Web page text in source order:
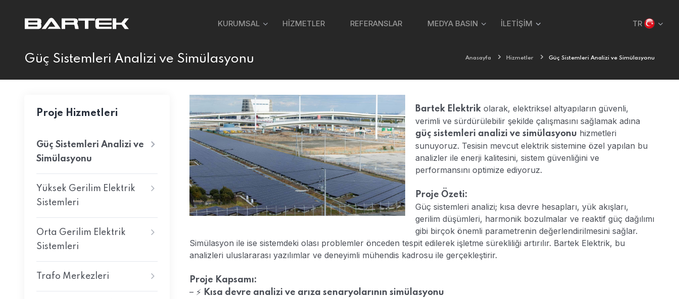
KURUMSAL HİZMETLER REFERANSLAR MEDYA BASIN İLETİŞİM TR
Güç Sistemleri Analizi ve Simülasyonu Anasayfa Hizmetler Güç Sistemleri Analizi ve Simülasyonu
Proje Hizmetleri
Güç Sistemleri Analizi ve
Simülasyonu
Yüksek Gerilim Elektrik
Sistemleri
Orta Gerilim Elektrik
Sistemleri
Trafo Merkezleri
Bartek Elektrikolarak, elektriksel altyapıların güvenli,
verimli ve sürdürülebilir şekilde çalışmasını sağlamak adına
güç sistemleri analizi ve simülasyonu hizmetleri
sunuyoruz. Tesisin mevcut elektrik sistemine özel yapılan bu
analizler ile enerji kalitesini, sistem güvenliğini ve
performansını optimize ediyoruz.
Proje Özeti:
Güç sistemleri analizi; kısa devre hesapları, yük akışları,
gerilim düşümleri, harmonik bozulmalar ve reaktif güç dağılımı
gibi birçok önemli parametrenin değerlendirilmesini sağlar.
Simülasyon ile ise sistemdeki olası problemler önceden tespit edilerek işletme sürekliliği artırılır. Bartek Elektrik, bu
analizleri uluslararası yazılımlar ve deneyimli mühendis kadrosu ile gerçekleştirir.
Proje Kapsamı:
– ⚡ Kısa devre analizi ve arıza senaryolarının simülasyonu